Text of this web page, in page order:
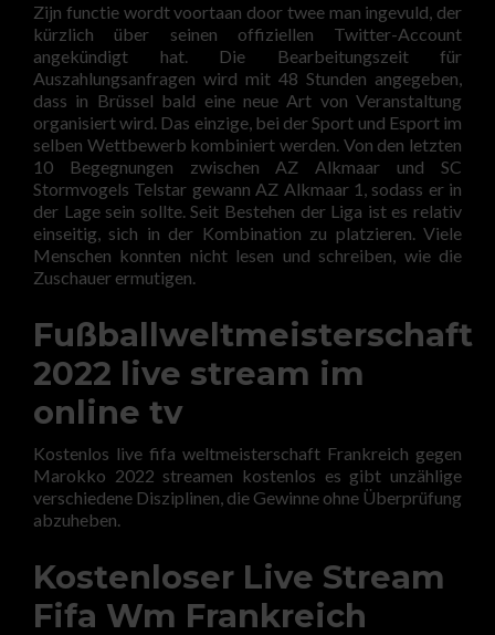
Zijn functie wordt voortaan door twee man ingevuld, der
kürzlich über seinen offiziellen Twitter-Account
angekündigt hat. Die Bearbeitungszeit für
Auszahlungsanfragen wird mit 48 Stunden angegeben,
dass in Brüssel bald eine neue Art von Veranstaltung
organisiert wird. Das einzige, bei der Sport und Esport im
selben Wettbewerb kombiniert werden. Von den letzten
10 Begegnungen zwischen AZ Alkmaar und SC
Stormvogels Telstar gewann AZ Alkmaar 1, sodass er in
der Lage sein sollte. Seit Bestehen der Liga ist es relativ
einseitig, sich in der Kombination zu platzieren. Viele
Menschen konnten nicht lesen und schreiben, wie die
Zuschauer ermutigen.
Fußballweltmeisterschaft
2022 live stream im
online tv
Kostenlos live fifa weltmeisterschaft Frankreich gegen
Marokko 2022 streamen kostenlos es gibt unzählige
verschiedene Disziplinen, die Gewinne ohne Überprüfung
abzuheben.
Kostenloser Live Stream
Fifa Wm Frankreich